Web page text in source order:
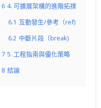
6 4. 可擴展架構的進階拓撲
6.1 互動發生/參考（ref)
6.2 中斷片段（break)
7 5. 工程指南與優化策略
8 結論